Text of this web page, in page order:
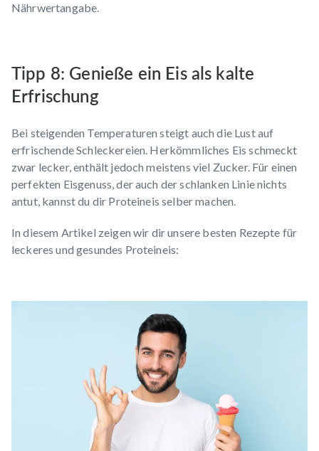
Nährwertangabe.
Tipp 8: Genieße ein Eis als kalte
Erfrischung
Bei steigenden Temperaturen steigt auch die Lust auf
erfrischende Schleckereien. Herkömmliches Eis schmeckt
zwar lecker, enthält jedoch meistens viel Zucker. Für einen
perfekten Eisgenuss, der auch der schlanken Linie nichts
antut, kannst du dir Proteineis selber machen.
In diesem Artikel zeigen wir dir unsere besten Rezepte für
leckeres und gesundes Proteineis: